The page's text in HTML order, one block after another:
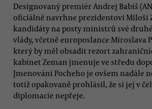
Designovaný premiér Andrej Babiš
oficiálně navrhne prezidentovi Miloši
kandidáty na posty ministrů své
vlády, včetně europoslance Miroslava
který by měl obsadit rezort
kabinet Zeman jmenuje ve středu
Jmenování Pocheho je ovšem nadále
totiž opakovaně prohlásil, že si jej v
diplomacie nepřeje.